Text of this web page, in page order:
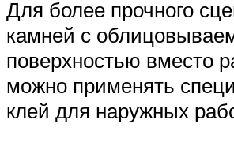
Для более прочного
камней с
поверхностью вместо
можно применять
клей для наружных